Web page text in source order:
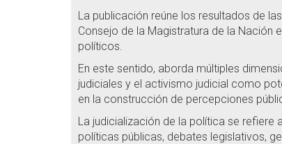
La publicación reúne los resultados de
Consejo de la Magistratura de la Nación
políticos.
En este sentido, aborda múltiples
judiciales y el activismo judicial como
en la construcción de percepciones
La judicialización de la política se
políticas públicas, debates legislativos,